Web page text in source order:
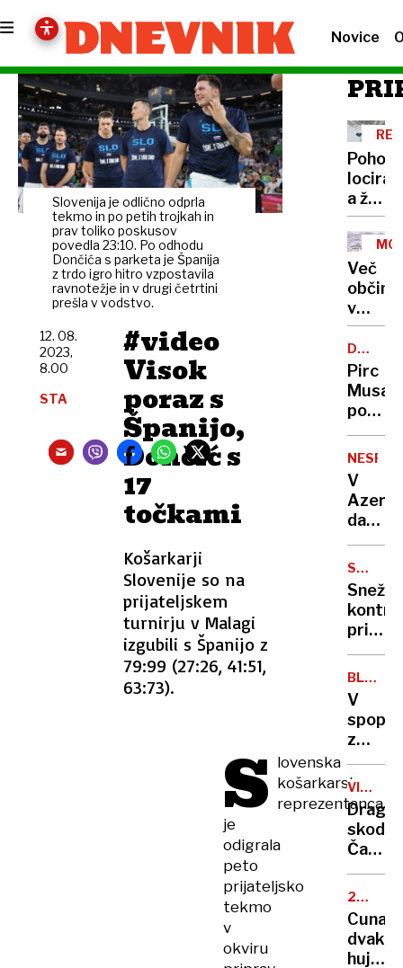
Novice
Slovenija je odlično odprla
tekmo in po petih trojkah in
prav toliko poskusov
povedla 23:10. Po odhodu
Dončića s parketa je Španija
z trdo igro hitro vzpostavila
ravnotežje in v drugi četrtini
prešla v vodstvo.
#video
Visok
poraz s
Španijo,
Dončić s
17
točkami
Košarkarji
Slovenije so na
prijateljskem
turnirju v Malagi
izgubili s Španijo z
79:99 (27:26, 41:51,
63:73).
12. 08.
2023,
8.00
STA
S lovenska
košarkarska
reprezentanca
je
odigrala
peto
prijateljsko
tekmo
v
okviru
locirali,
a žal
brez
znakov
Več
občin
v
BiH
zaradi
snega
stanje
DAN
Pirc
Musar
Golob
in
V
dan
za
SEZONA
Snežni
prižgal
zeleno
luč
v
Gori
BLIŽNJI
VZHOD
V
z
novimi
silami
ubitih
več
ljudi
VIŠJE
CENE
Časi
poceni
kave
so
minili!
20.
hujši